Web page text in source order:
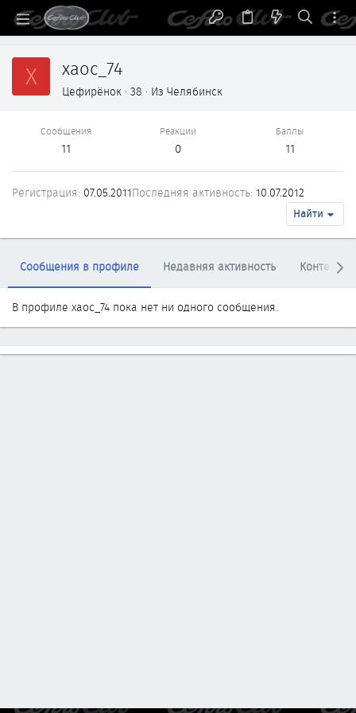
X xaoc_74
Цефирёнок · 38 · Из Челябинск
Сообщения
11
Реакции
0
Баллы
11
Регистрация 07.05.2011Последняя активность 10.07.2012
Найти
Сообщения в профиле Недавняя активность Контент
В профиле xaoc_74 пока нет ни одного сообщения.